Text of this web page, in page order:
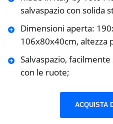
salvaspazio con solida
Dimensioni aperta:
106x80x40cm, altezza
Salvaspazio,
con le ruote;
ACQUISTA